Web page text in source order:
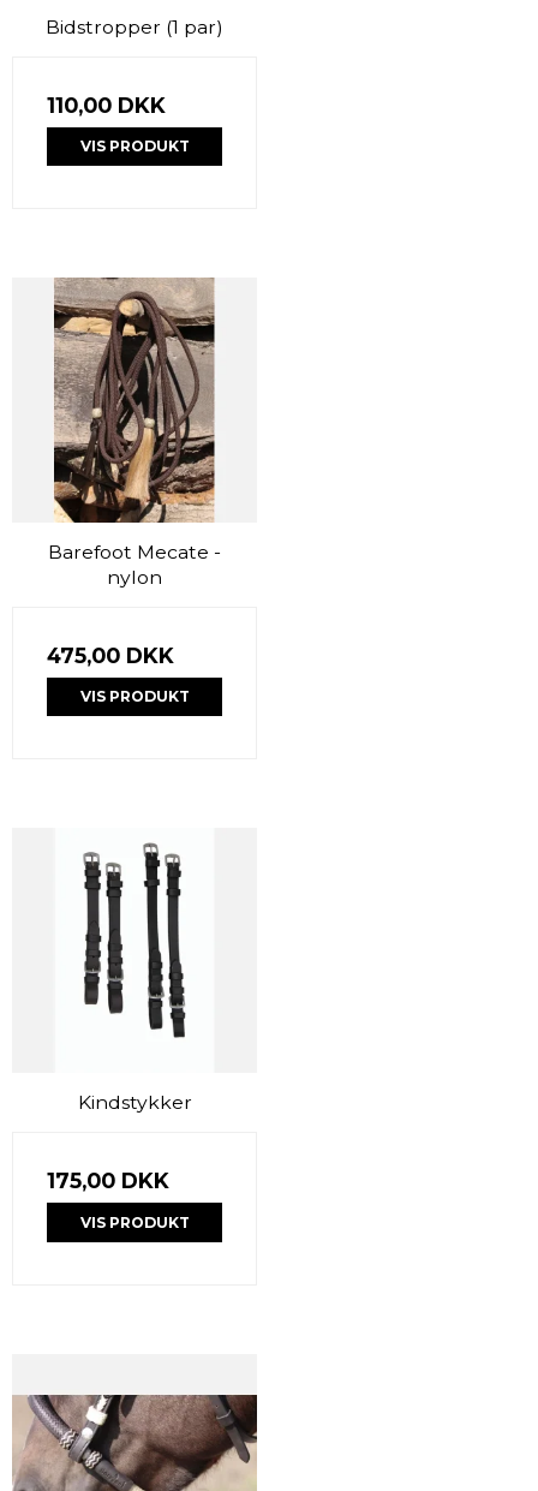
Bidstropper (1 par)
110,00 DKK
VIS PRODUKT
Barefoot Mecate -
nylon
475,00 DKK
VIS PRODUKT
Kindstykker
175,00 DKK
VIS PRODUKT